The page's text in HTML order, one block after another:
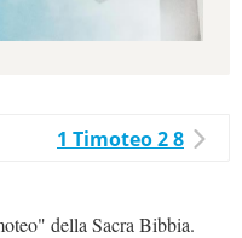
1 Timoteo 2 8
della Sacra Bibbia.